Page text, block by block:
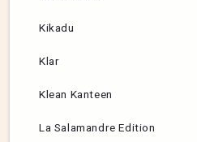
Kikadu
Klar
Klean Kanteen
La Salamandre Edition